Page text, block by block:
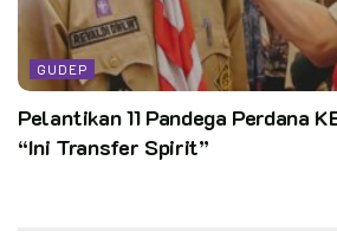
GUDEP
Pelantikan 11 Pandega Perdana
“Ini Transfer Spirit”